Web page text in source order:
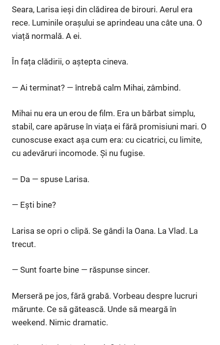
Seara, Larisa ieși din clădirea de birouri. Aerul era
rece. Luminile orașului se aprindeau una câte una. O
viață normală. A ei.
În fața clădirii, o aștepta cineva.
— Ai terminat? — întrebă calm Mihai, zâmbind.
Mihai nu era un erou de film. Era un bărbat simplu,
stabil, care apăruse în viața ei fără promisiuni mari. O
cunoscuse exact așa cum era: cu cicatrici, cu limite,
cu adevăruri incomode. Și nu fugise.
— Da — spuse Larisa.
— Ești bine?
Larisa se opri o clipă. Se gândi la Oana. La Vlad. La
trecut.
— Sunt foarte bine — răspunse sincer.
Merseră pe jos, fără grabă. Vorbeau despre lucruri
mărunte. Ce să gătească. Unde să meargă în
weekend. Nimic dramatic.